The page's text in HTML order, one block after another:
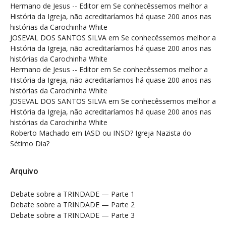
Hermano de Jesus -- Editor em Se conhecêssemos melhor a
História da Igreja, não acreditaríamos há quase 200 anos nas
histórias da Carochinha White
JOSEVAL DOS SANTOS SILVA em Se conhecêssemos melhor a
História da Igreja, não acreditaríamos há quase 200 anos nas
histórias da Carochinha White
Hermano de Jesus -- Editor em Se conhecêssemos melhor a
História da Igreja, não acreditaríamos há quase 200 anos nas
histórias da Carochinha White
JOSEVAL DOS SANTOS SILVA em Se conhecêssemos melhor a
História da Igreja, não acreditaríamos há quase 200 anos nas
histórias da Carochinha White
Roberto Machado em IASD ou INSD? Igreja Nazista do
Sétimo Dia?
Arquivo
Debate sobre a TRINDADE — Parte 1
Debate sobre a TRINDADE — Parte 2
Debate sobre a TRINDADE — Parte 3